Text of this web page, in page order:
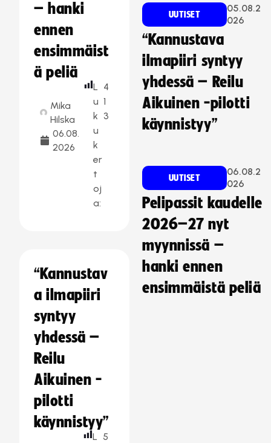
– hanki
ennen
ensimmäist
ä peliä
Mika
Hilska
06.08.
2026
L
u
k
u
k
er
t
oj
a:
4
1
3
“Kannustav
a ilmapiiri
syntyy
yhdessä –
Reilu
Aikuinen -
pilotti
käynnistyy”
L 5
UUTISET
05.08.2
026
“Kannustava
ilmapiiri syntyy
yhdessä – Reilu
Aikuinen -pilotti
käynnistyy”
UUTISET
06.08.2
026
Pelipassit kaudelle
2026–27 nyt
myynnissä –
hanki ennen
ensimmäistä peliä